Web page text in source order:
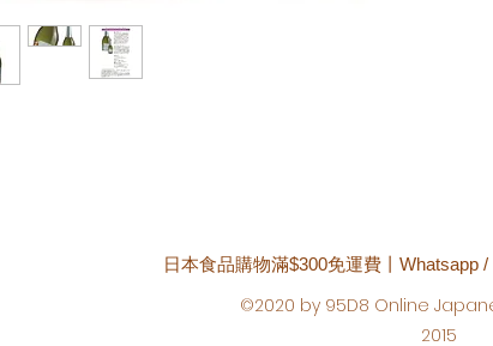
日本食品購物滿$300免運費丨Whatsapp
©2020 by 95D8 Online
2015